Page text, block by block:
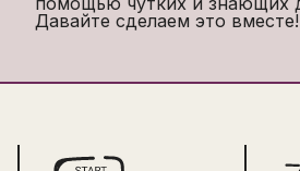
Давайте сделаем это вместе!